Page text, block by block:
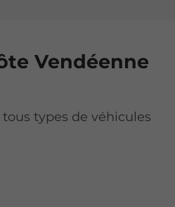
Vendéenne
types de véhicules